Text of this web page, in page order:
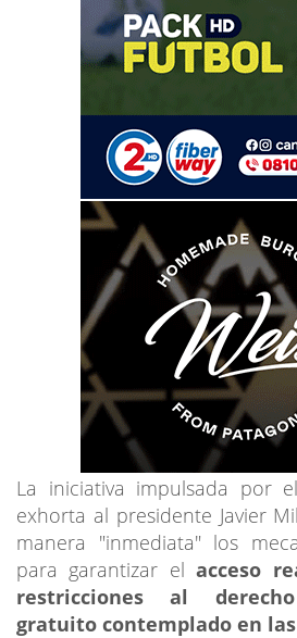
La iniciativa impulsada por
exhorta al presidente Javier
manera "inmediata" los
para garantizar elacceso
restricciones al
gratuito contemplado en